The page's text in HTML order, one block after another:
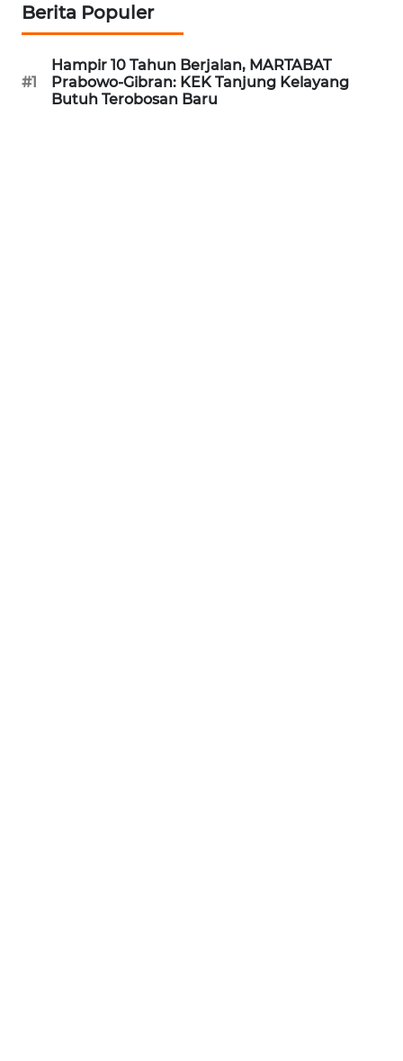
Berita Populer
#1
Hampir 10 Tahun Berjalan, MARTABAT
Prabowo-Gibran: KEK Tanjung Kelayang
Butuh Terobosan Baru
WN
KEPRI
WN
PAPUA